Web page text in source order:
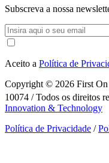
Subscreva a nossa
Aceito a Política de
Copyright © 2026 First
10074 / Todos os direitos
Innovation & Technology
Política de Privacidade /